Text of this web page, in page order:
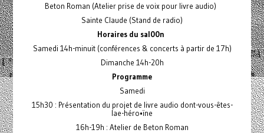
Beton Roman (Atelier prise de voix pour livre audio)
Sainte Claude (Stand de radio)
Horaires du sal00n
Samedi 14h-minuit (conférences & concerts à partir de 17h)
Dimanche 14h-20h
Programme
Samedi
15h30 : Présentation du projet de livre audio dont-vous-êtes-
lae-héro•ïne
16h-19h : Atelier de Beton Roman